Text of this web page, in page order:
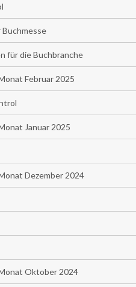
Buchmesse
für die Buchbranche
Februar 2025
Januar 2025
Dezember 2024
Oktober 2024